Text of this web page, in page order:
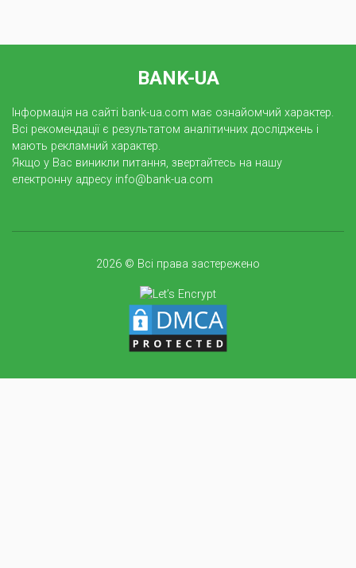
BANK-UA
Інформація на сайті bank-ua.com має ознайомчий характер.
Всі рекомендації є результатом аналітичних досліджень і
мають рекламний характер.
Якщо у Вас виникли питання, звертайтесь на нашу
електронну адресу info@bank-ua.com
2026 © Всі права застережено